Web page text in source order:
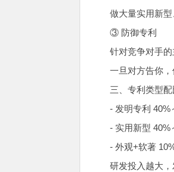
做大量实用新型
③ 防御专利
针对竞争对手的
一旦对方告你
三、专利类型配
- 发明专利 40%
- 实用新型 40%
- 外观+软著
研发投入越大，